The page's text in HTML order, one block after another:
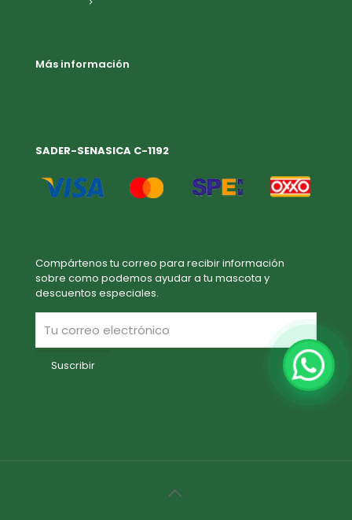
Más información
SADER-SENASICA C-1192
Compártenos tu correo para recibir información
sobre como podemos ayudar a tu mascota y
descuentos especiales.